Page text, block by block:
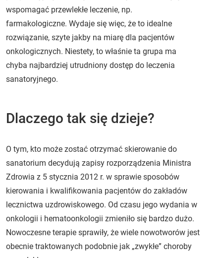
wspomagać przewlekłe leczenie, np.
farmakologiczne. Wydaje się więc, że to idealne
rozwiązanie, szyte jakby na miarę dla pacjentów
onkologicznych. Niestety, to właśnie ta grupa ma
chyba najbardziej utrudniony dostęp do leczenia
sanatoryjnego.
Dlaczego tak się dzieje?
O tym, kto może zostać otrzymać skierowanie do
sanatorium decydują zapisy rozporządzenia Ministra
Zdrowia z 5 stycznia 2012 r. w sprawie sposobów
kierowania i kwalifikowania pacjentów do zakładów
lecznictwa uzdrowiskowego. Od czasu jego wydania w
onkologii i hematoonkologii zmieniło się bardzo dużo.
Nowoczesne terapie sprawiły, że wiele nowotworów jest
obecnie traktowanych podobnie jak „zwykłe” choroby